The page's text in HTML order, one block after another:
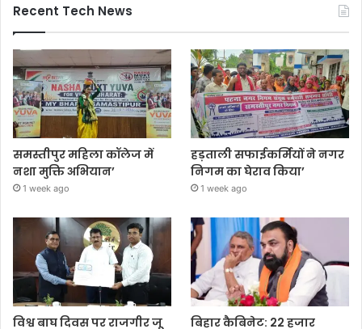
Recent Tech News
समस्तीपुर महिला कॉलेज में
नशा मुक्ति अभियान’
1 week ago
हड़ताली सफाईकर्मियों ने नगर
निगम का घेराव किया’
1 week ago
विश्व बाघ दिवस पर राजगीर जू
बिहार कैबिनेट: 22 हजार